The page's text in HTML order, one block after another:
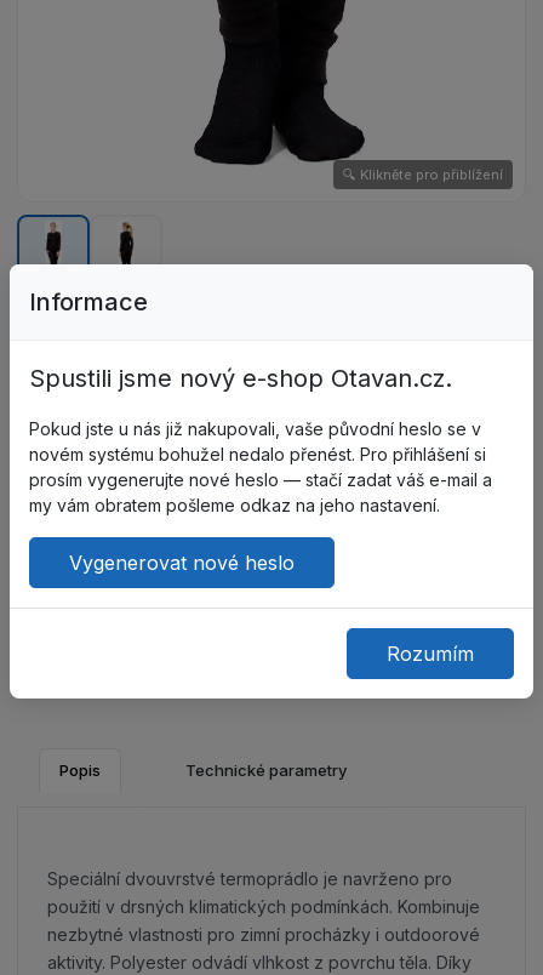
🔍 Klikněte pro přiblížení
Zobrazit obrázek 1 z 2 – ISLAND CUP
Zobrazit obrázek 2 z 2 –
SKU: Z98341
Není skladem
Vrácení zboží do 14 dnů
Technický list (PDF)
Velikostní tabulka
Tento produkt není dostupný k objednání pro vaši
organizaci.
Popis Technické parametry
Speciální dvouvrstvé termoprádlo je navrženo pro
použití v drsných klimatických podmínkách. Kombinuje
nezbytné vlastnosti pro zimní procházky i outdoorové
aktivity. Polyester odvádí vlhkost z povrchu těla. Díky
Informace
Spustili jsme nový e-shop Otavan.cz.
Pokud jste u nás již nakupovali, vaše původní heslo se v
novém systému bohužel nedalo přenést. Pro přihlášení si
prosím vygenerujte nové heslo — stačí zadat váš e-mail a
my vám obratem pošleme odkaz na jeho nastavení.
Vygenerovat nové heslo
Rozumím